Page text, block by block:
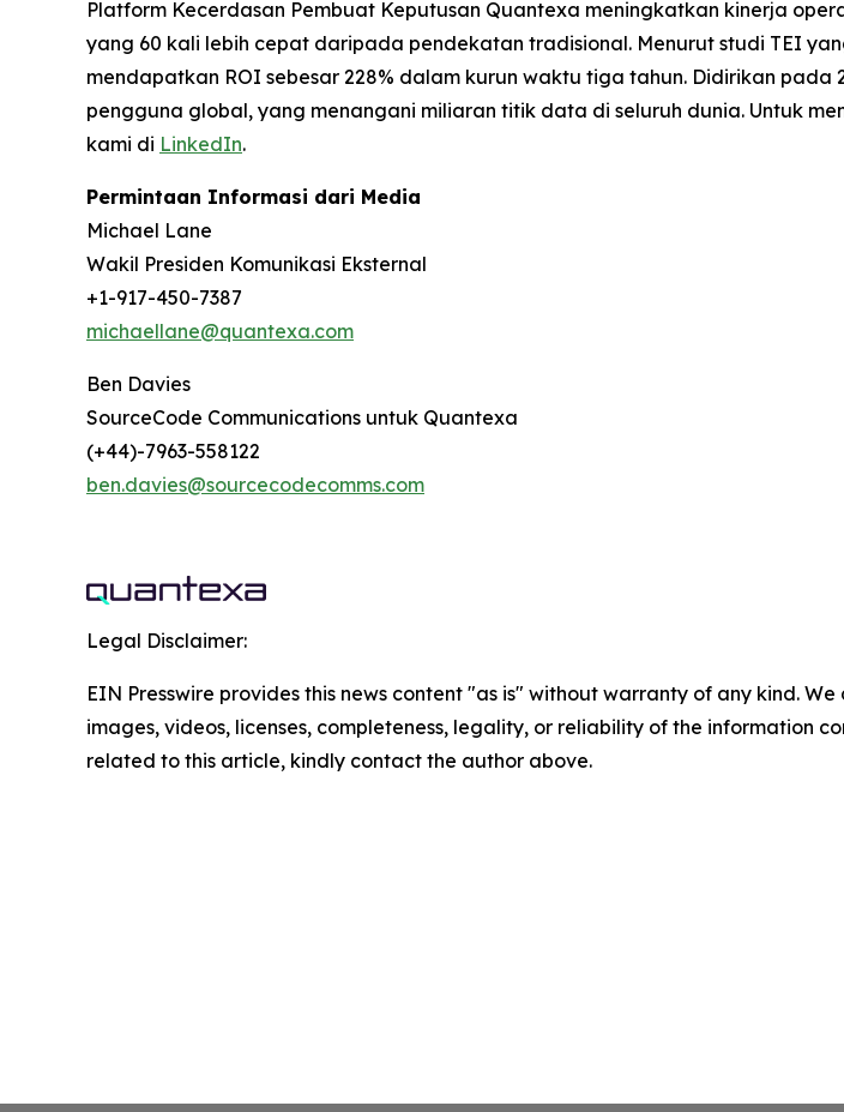
Platform Kecerdasan Pembuat Keputusan Quantexa meningkatkan kinerja
yang 60 kali lebih cepat daripada pendekatan tradisional. Menurut studi TEI
mendapatkan ROI sebesar 228% dalam kurun waktu tiga tahun. Didirikan
pengguna global, yang menangani miliaran titik data di seluruh dunia. Untuk
kami di LinkedIn.
Permintaan Informasi dari Media
Michael Lane
Wakil Presiden Komunikasi Eksternal
+1-917-450-7387
michaellane@quantexa.com
Ben Davies
SourceCode Communications untuk Quantexa
(+44)-7963-558122
ben.davies@sourcecodecomms.com
Legal Disclaimer:
EIN Presswire provides this news content "as is" without warranty of any kind.
images, videos, licenses, completeness, legality, or reliability of the information
related to this article, kindly contact the author above.